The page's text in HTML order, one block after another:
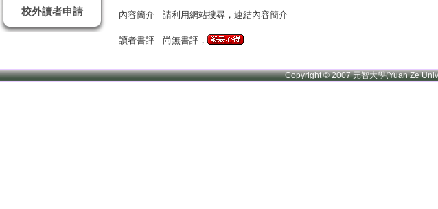
校外讀者申請
內容簡介 請利用網站搜尋，連結內容簡介
讀者書評 尚無書評，
Copyright © 2007 元智大學(Yuan Ze